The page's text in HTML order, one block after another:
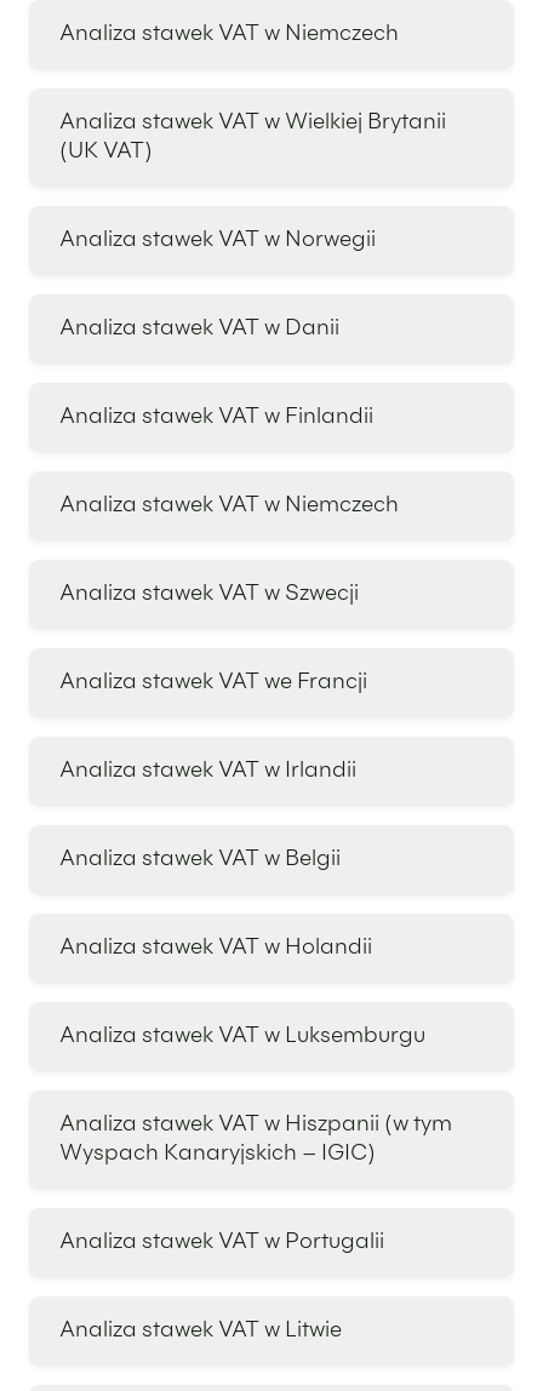
Analiza stawek VAT w Niemczech
Analiza stawek VAT w Wielkiej Brytanii
(UK VAT)
Analiza stawek VAT w Norwegii
Analiza stawek VAT w Danii
Analiza stawek VAT w Finlandii
Analiza stawek VAT w Niemczech
Analiza stawek VAT w Szwecji
Analiza stawek VAT we Francji
Analiza stawek VAT w Irlandii
Analiza stawek VAT w Belgii
Analiza stawek VAT w Holandii
Analiza stawek VAT w Luksemburgu
Analiza stawek VAT w Hiszpanii (w tym
Wyspach Kanaryjskich – IGIC)
Analiza stawek VAT w Portugalii
Analiza stawek VAT w Litwie